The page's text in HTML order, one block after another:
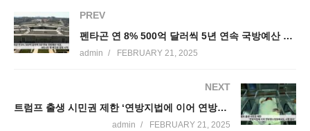
PREV
펜타곤 연 8% 500억 달러씩 5년 연속 국방예산 삭감, IRS 6천 명 해고로 감원 시작
admin FEBRUARY 21, 2025
NEXT
트럼프 출생 시민권 제한 ‘연방지법에 이어 연방항소법원에서도 시행중지’
admin FEBRUARY 21, 2025